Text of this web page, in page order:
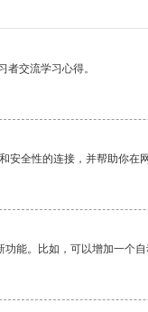
交流学习心得。
全性的连接，并帮助你在
能。比如，可以增加一个